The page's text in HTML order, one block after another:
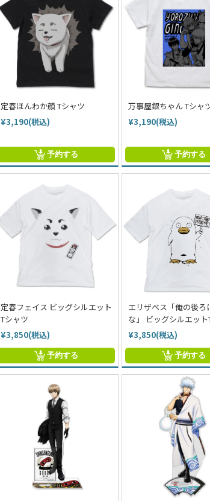
定春ほんわか顔 Tシャツ
¥3,190(税込)
予約する
万事屋銀ちゃん Tシャ
¥3,190(税込)
予約する
定春フェイス ビッグシルエット
Tシャツ
¥3,850(税込)
予約する
エリザベス「俺の後ろ
な」 ビッグシルエット
¥3,850(税込)
予約する